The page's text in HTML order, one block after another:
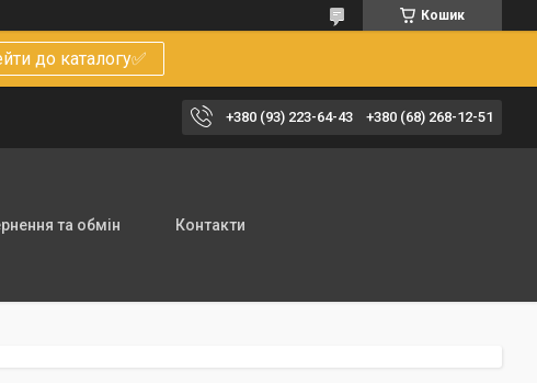
Кошик
до каталогу✅
+380 (93) 223-64-43 +380 (68) 268-12-51
та обмін Контакти